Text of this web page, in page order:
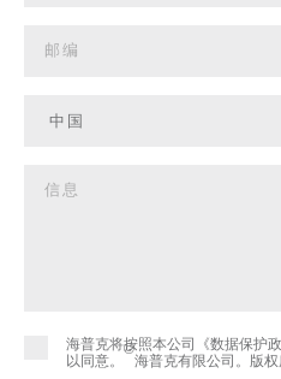
海普克将按照本公司《数据保护
以同意。
©
海普克有限公司。版权